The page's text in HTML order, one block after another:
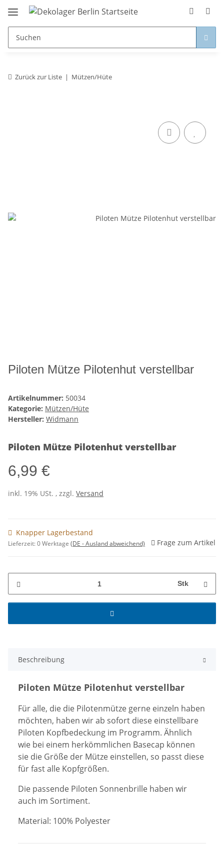
Zurück zur Liste Mützen/Hüte
Piloten Mütze Pilotenhut verstellbar
Artikelnummer: 50034
Kategorie: Mützen/Hüte
Hersteller: Widmann
Piloten Mütze Pilotenhut verstellbar
6,99 €
inkl. 19% USt. , zzgl. Versand
Knapper Lagerbestand
Lieferzeit:0 Werktage (DE - Ausland abweichend) Frage zum Artikel
Stk
Beschreibung
Piloten Mütze Pilotenhut verstellbar
Für alle, die die Pilotenmütze gerne einzeln haben
möchten, haben wir ab sofort diese einstellbare
Piloten Kopfbedeckung im Programm. Ähnlich
wie bei einem herkömmlichen Basecap können
sie die Größe der Mütze einstellen, so passt diese
für fast alle Kopfgrößen.
Die passende Piloten Sonnenbrille haben wir
auch im Sortiment.
Material: 100% Polyester